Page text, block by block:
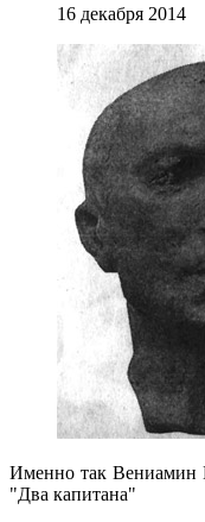
16 декабря 2014
Именно так Вениамин
"Два капитана"